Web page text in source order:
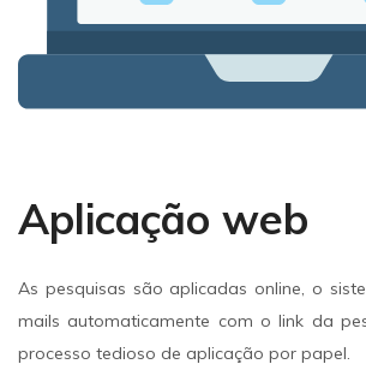
Aplicação web
As pesquisas são aplicadas online, o
mails automaticamente com o link da
processo tedioso de aplicação por papel.